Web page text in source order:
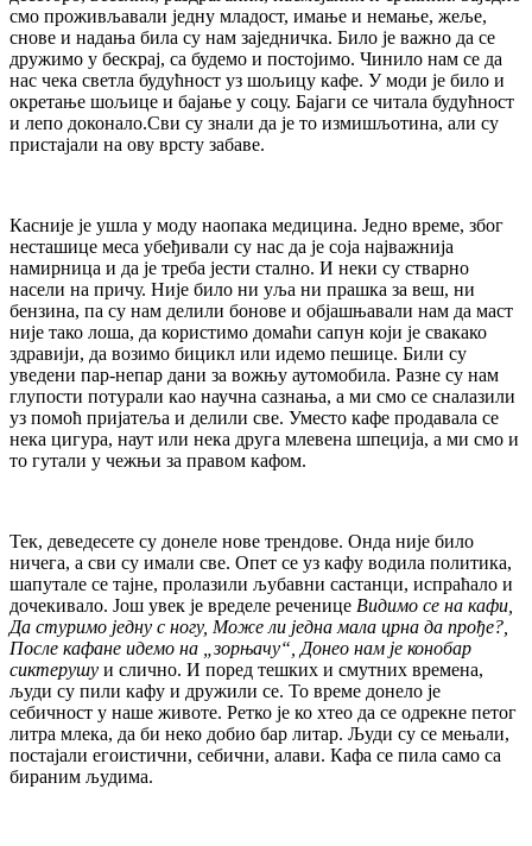
смо проживљавали једну младост, имање и немање, жеље,
снове и надања била су нам заједничка. Било је важно да се
дружимо у бескрај, са будемо и постојимо. Чинило нам се да
нас чека светла будућност уз шољицу кафе. У моди је било и
окретање шољице и бајање у соцу. Бајаги се читала будућност
и лепо доконало.Сви су знали да је то измишљотина, али су
пристајали на ову врсту забаве.
Касније је ушла у моду наопака медицина. Једно време, због
несташице меса убеђивали су нас да је соја најважнија
намирница и да је треба јести стално. И неки су стварно
насели на причу. Није било ни уља ни прашка за веш, ни
бензина, па су нам делили бонове и објашњавали нам да маст
није тако лоша, да користимо домаћи сапун који је свакако
здравији, да возимо бицикл или идемо пешице. Били су
уведени пар-непар дани за вожњу аутомобила. Разне су нам
глупости потурали као научна сазнања, а ми смо се сналазили
уз помоћ пријатеља и делили све. Уместо кафе продавала се
нека цигура, наут или нека друга млевена шпеција, а ми смо и
то гутали у чежњи за правом кафом.
Тек, деведесете су донеле нове трендове. Онда није било
ничега, а сви су имали све. Опет се уз кафу водила политика,
шапутале се тајне, пролазили љубавни састанци, испраћало и
дочекивало. Још увек је вределе реченице Видимо се на кафи,
Да стуримо једну с ногу, Може ли једна мала црна да прође?,
После кафане идемо на „зорњачу“, Донео нам је конобар
сиктерушу и слично. И поред тешких и смутних времена,
људи су пили кафу и дружили се. То време донело је
себичност у наше животе. Ретко је ко хтео да се одрекне петог
литра млека, да би неко добио бар литар. Људи су се мењали,
постајали егоистични, себични, алави. Кафа се пила само са
бираним људима.